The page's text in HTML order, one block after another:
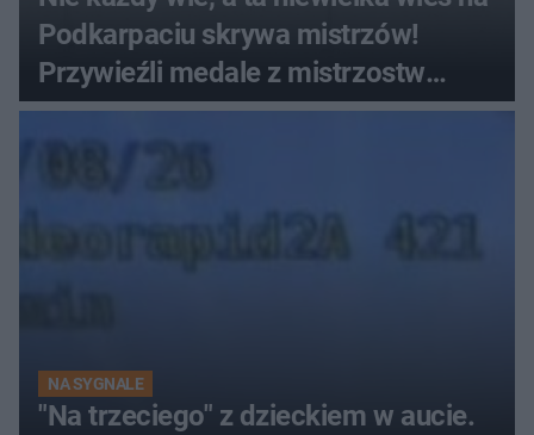
Podkarpaciu skrywa mistrzów!
Przywieźli medale z mistrzostw
Europy
NA SYGNALE
"Na trzeciego" z dzieckiem w aucie.